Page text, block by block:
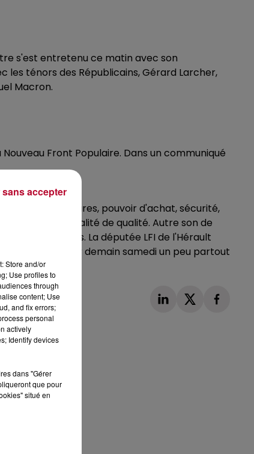
s'est entretenu ce matin avec son
les ténors des Républicains, Gérard Larcher,
Macron.
Front Populaire. Dans un communiqué
urgences majeures, pouvoir d'achat, sécurité,
et une personnalité de qualité. Autre son de
des Français. La députée LFI de l'Hérault
à manifester demain samedi un peu partout
Publié : 6 septembre 2024 à 11h59 par Loris
Galofaro
Store and/or
Use profiles to
through
content; Use
and fix errors;
personal
actively
Identify devices
dans "Gérer
que pour
situé en
accepter